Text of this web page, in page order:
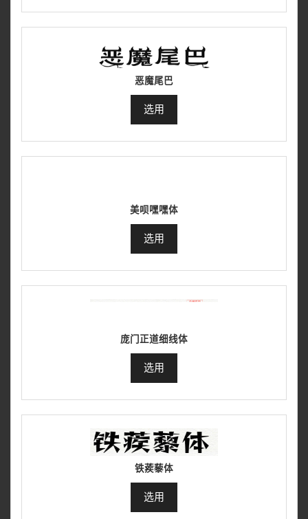
恶魔尾巴
选用
美呗嘿嘿体
选用
庞门正道细线体
选用
铁蒺藜体
选用